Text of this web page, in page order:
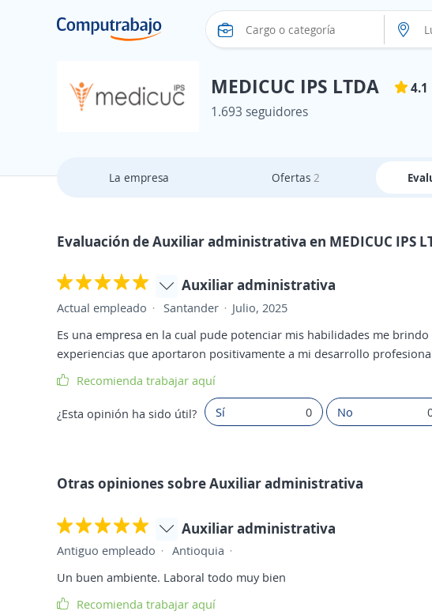
MEDICUC IPS LTDA
4.1
1.693 seguidores
La empresa Ofertas 2
Evaluación de Auxiliar administrativa en MEDICUC IPS
Auxiliar administrativa
Actual empleado Santander
Julio, 2025
Es una empresa en la cual pude potenciar mis habilidades me
experiencias que aportaron positivamente a mi desarrollo
Recomienda trabajar aquí
¿Esta opinión ha sido útil? Sí 0 No
Otras opiniones sobre Auxiliar administrativa
Auxiliar administrativa
Antiguo empleado
Antioquia
Un buen ambiente. Laboral todo muy bien
Recomienda trabajar aquí